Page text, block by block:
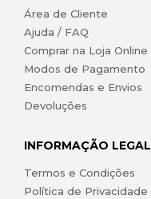
Área de Cliente
Ajuda / FAQ
Comprar na Loja Online
Modos de Pagamento
Encomendas e Envios
Devoluções
INFORMAÇÃO LEGAL
Termos e Condições
Política de Privacidade